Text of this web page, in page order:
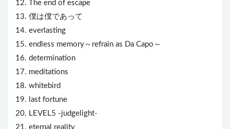
12. The end of escape
13. 僕は僕であって
14. everlasting
15. endless memory～refrain as Da Capo～
16. determination
17. meditations
18. whitebird
19. last fortune
20. LEVEL5 -judgelight-
21. eternal reality